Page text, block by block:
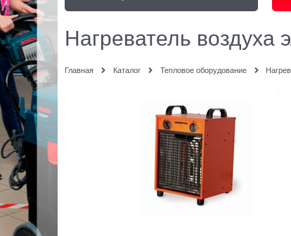
Нагреватель воздуха
Главная Каталог Тепловое оборудование